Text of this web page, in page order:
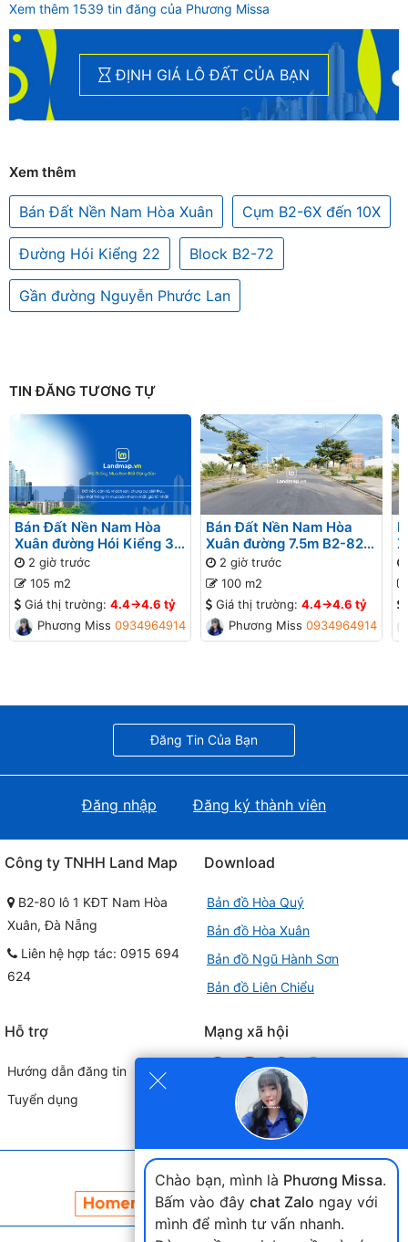
Xem thêm 1539 tin đăng của Phương Missa
ĐỊNH GIÁ LÔ ĐẤT CỦA BẠN
Xem thêm
Bán Đất Nền Nam Hòa Xuân Cụm B2-6X đến 10X
Đường Hói Kiểng 22 Block B2-72
Gần đường Nguyễn Phước Lan
TIN ĐĂNG TƯƠNG TỰ
Bán Đất Nền Nam Hòa
Xuân đường Hói Kiểng 31
B2-95 lô 9x - Gần Sông
2 giờ trước
105 m2
Giá thị trường: 4.4->4.6 tỷ
Phương Missa0934964914
Bán Đất Nền Nam Hòa
Xuân đường 7.5m B2-82
lô 4x - Gần Sông
2 giờ trước
100 m2
Giá thị trường: 4.4->4.6 tỷ
Phương Missa0934964914
×
Chào bạn, mình là Phương Missa.
Bấm vào đây chat Zalo ngay với
mình để mình tư vấn nhanh.
Đăng Tin Của Bạn
Đăng nhập Đăng ký thành viên
Công ty TNHH Land Map
B2-80 lô 1 KĐT Nam Hòa
Xuân, Đà Nẵng
Liên hệ hợp tác: 0915 694
624
Download
Bản đồ Hòa Quý
Bản đồ Hòa Xuân
Bản đồ Ngũ Hành Sơn
Bản đồ Liên Chiểu
Hỗ trợ
Hướng dẫn đăng tin
Tuyển dụng
Mạng xã hội